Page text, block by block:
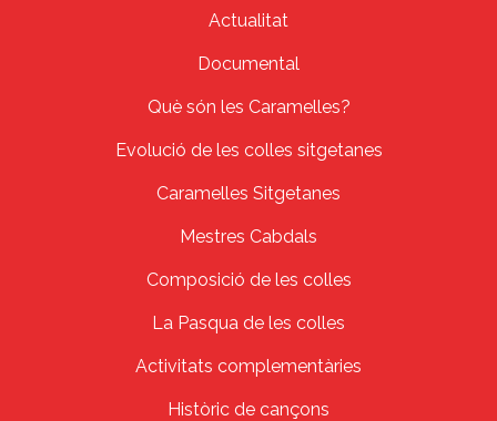
Actualitat
Documental
Què són les Caramelles?
Evolució de les colles sitgetanes
Caramelles Sitgetanes
Mestres Cabdals
Composició de les colles
La Pasqua de les colles
Activitats complementàries
Històric de cançons